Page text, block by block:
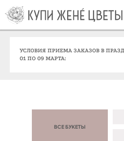
УСЛОВИЯ ПРИЕМА ЗАКАЗОВ В
01 ПО 09 МАРТА:
ВСЕ БУКЕТЫ